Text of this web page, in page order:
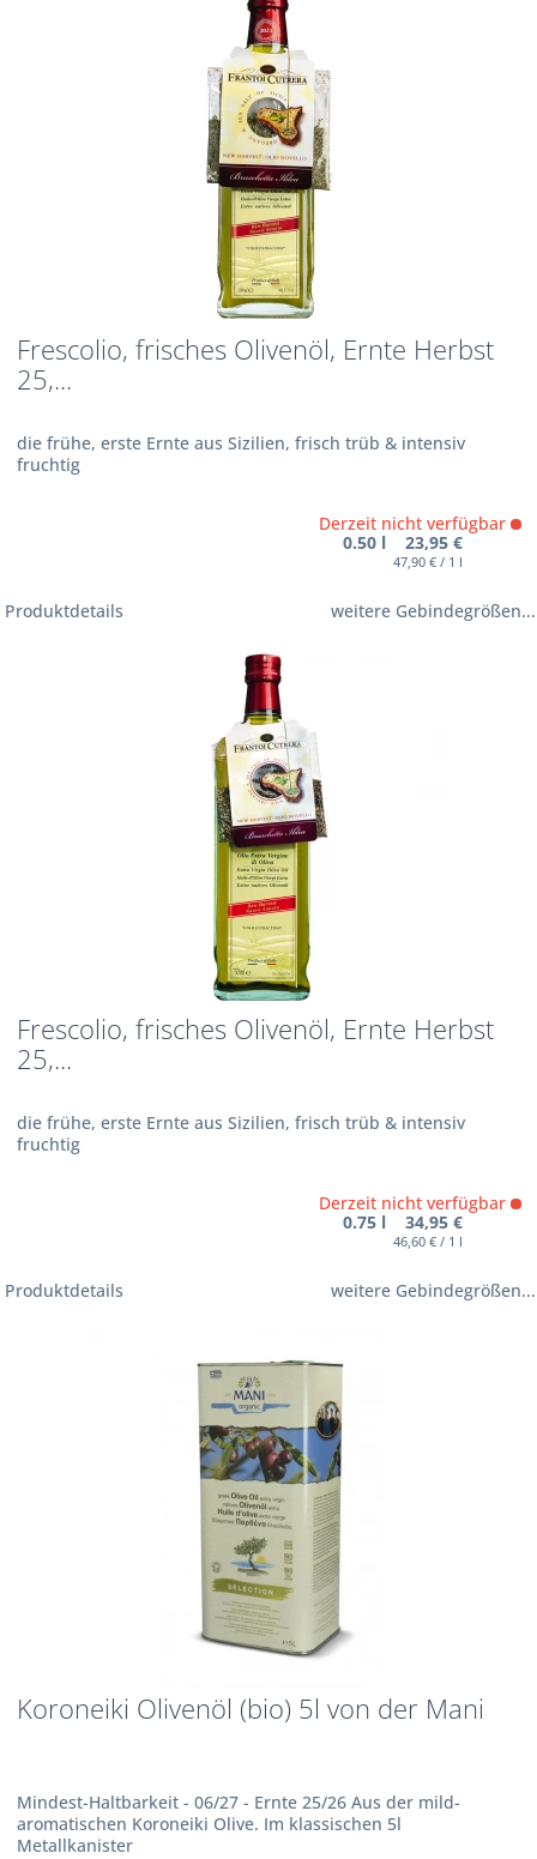
Frescolio, frisches Olivenöl, Ernte Herbst
25,...
die frühe, erste Ernte aus Sizilien, frisch trüb & intensiv
fruchtig
Derzeit nicht verfügbar
0.50 l 23,95 €
47,90 € / 1 l
Produktdetails weitere Gebindegrößen...
Frescolio, frisches Olivenöl, Ernte Herbst
25,...
die frühe, erste Ernte aus Sizilien, frisch trüb & intensiv
fruchtig
Derzeit nicht verfügbar
0.75 l 34,95 €
46,60 € / 1 l
Produktdetails weitere Gebindegrößen...
Koroneiki Olivenöl (bio) 5l von der Mani
Mindest-Haltbarkeit - 06/27 - Ernte 25/26 Aus der mild-
aromatischen Koroneiki Olive. Im klassischen 5l
Metallkanister